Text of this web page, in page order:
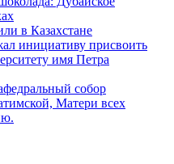
в Казахстане
инициативу присвоить
имя Петра
собор
Матери всех